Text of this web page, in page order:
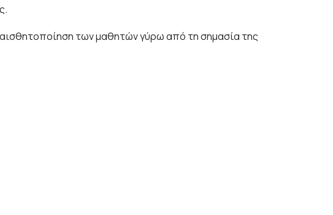
των μαθητών γύρω από τη σημασία της